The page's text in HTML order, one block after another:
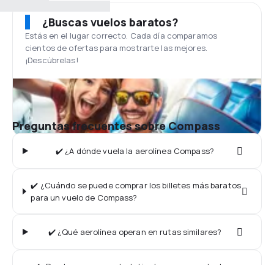
¿Buscas vuelos baratos?
Estás en el lugar correcto. Cada día comparamos
cientos de ofertas para mostrarte las mejores.
¡Descúbrelas!
Preguntas frecuentes sobre Compass
✔️ ¿A dónde vuela la aerolínea Compass?
✔️ ¿Cuándo se puede comprar los billetes más baratos
para un vuelo de Compass?
✔️ ¿Qué aerolínea operan en rutas similares?